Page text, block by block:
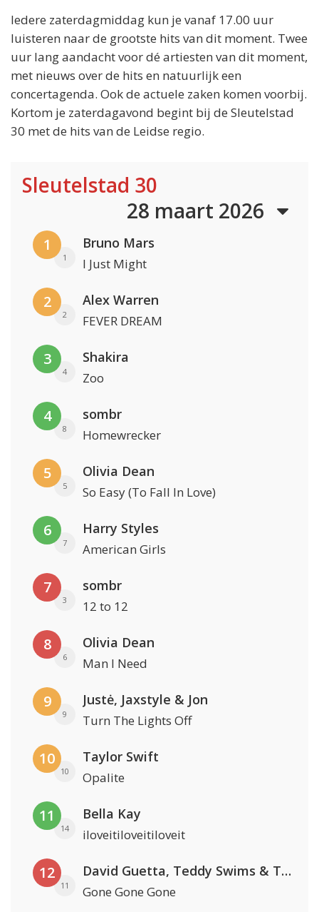
Iedere zaterdagmiddag kun je vanaf 17.00 uur
luisteren naar de grootste hits van dit moment. Twee
uur lang aandacht voor dé artiesten van dit moment,
met nieuws over de hits en natuurlijk een
concertagenda. Ook de actuele zaken komen voorbij.
Kortom je zaterdagavond begint bij de Sleutelstad
30 met de hits van de Leidse regio.
Sleutelstad 30
28 maart 2026
1
1
Bruno Mars
I Just Might
2
2
Alex Warren
FEVER DREAM
3
4
Shakira
Zoo
4
8
sombr
Homewrecker
5
5
Olivia Dean
So Easy (To Fall In Love)
6
7
Harry Styles
American Girls
7
3
sombr
12 to 12
8
6
Olivia Dean
Man I Need
9
9
Justė, Jaxstyle & Jon
Turn The Lights Off
10
10
Taylor Swift
Opalite
11
14
Bella Kay
iloveitiloveitiloveit
12
11
David Guetta, Teddy Swims & Tones And I
Gone Gone Gone